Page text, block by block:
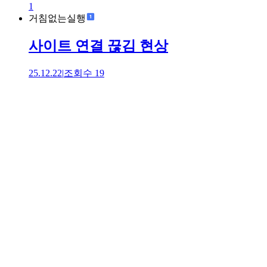
1
거침없는실행
사이트 연결 끊김 현상
25.12.22|조회수 19